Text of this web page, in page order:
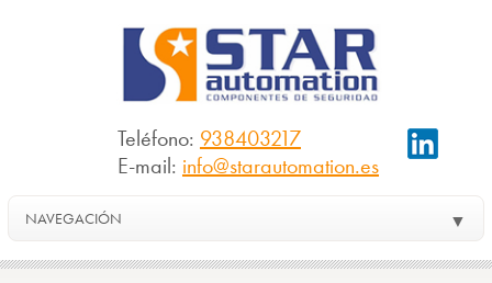
Teléfono: 938403217
E-mail: info@starautomation.es
NAVEGACIÓN ▼